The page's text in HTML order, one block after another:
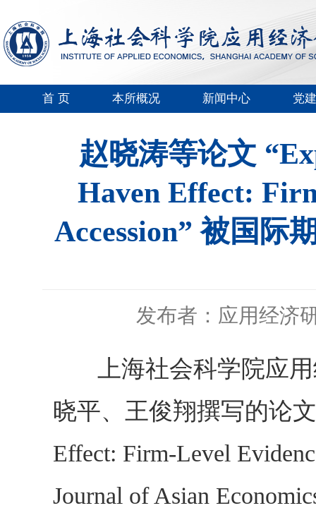
首 页 本所概况 新闻中心 党
赵晓涛等论文
Haven Effect:
Accession” 被国际
发布者：应用经济
上海社会科学院应
晓平、王俊翔撰写的论文
Effect: Firm-Level
Journal of Asian